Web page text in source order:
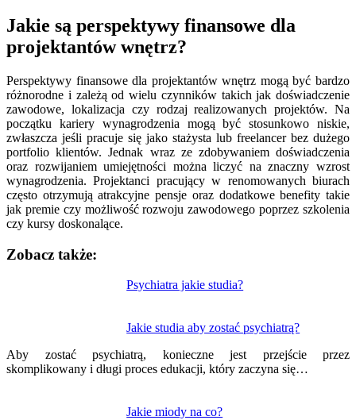
Jakie są perspektywy finansowe dla
projektantów wnętrz?
Perspektywy finansowe dla projektantów wnętrz mogą być bardzo
różnorodne i zależą od wielu czynników takich jak doświadczenie
zawodowe, lokalizacja czy rodzaj realizowanych projektów. Na
początku kariery wynagrodzenia mogą być stosunkowo niskie,
zwłaszcza jeśli pracuje się jako stażysta lub freelancer bez dużego
portfolio klientów. Jednak wraz ze zdobywaniem doświadczenia
oraz rozwijaniem umiejętności można liczyć na znaczny wzrost
wynagrodzenia. Projektanci pracujący w renomowanych biurach
często otrzymują atrakcyjne pensje oraz dodatkowe benefity takie
jak premie czy możliwość rozwoju zawodowego poprzez szkolenia
czy kursy doskonalące.
Zobacz także:
Psychiatra jakie studia?
Jakie studia aby zostać psychiatrą?
Aby zostać psychiatrą, konieczne jest przejście przez
skomplikowany i długi proces edukacji, który zaczyna się…
Jakie miody na co?